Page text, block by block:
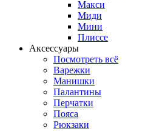
Макси
Миди
Мини
Плиссе
Аксессуары
Посмотреть всё
Варежки
Манишки
Палантины
Перчатки
Пояса
Рюкзаки